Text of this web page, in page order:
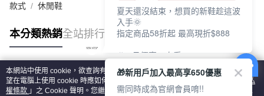
款式 休閒鞋
本分類熱銷全站排行
熱門標籤
本網站中使用 cookie，欲查詢有關本網站使用 cookie 方式之詳情，及若您不希
望在電腦上使用 cookie 時應如何變更電腦的 cookie 設定，請參閱本網站「
隱私
權條款 」之 Cookie 聲明。您繼續使用本網站即表示您同意本公司得按本網站使
夏天還沒結束，想買的新鞋趁這波
入手🌞
指定商品58折起 最高現折$888
🎉 8月優惠一次看
①LINE購物最高10%回饋
②每周限定品現折200
③指定商品58折起 最高現折$888
🎁新用戶加入最高享650優惠
需同時成為官網會員唷!!